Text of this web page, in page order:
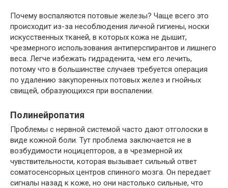
Почему воспаляются потовые железы? Чаще всего это
происходит из-за несоблюдения личной гигиены, носки
искусственных тканей, в которых кожа не дышит,
чрезмерного использования антиперспирантов и лишнего
веса. Легче избежать гидраденита, чем его лечить,
потому что в большинстве случаев требуется операция
по удалению закупоренных потовых желез и гнойных
свищей, образующихся при воспалении.
Полинейропатия
Проблемы с нервной системой часто дают отголоски в
виде кожной боли. Тут проблема заключается не в
возбудимости ноцицепторов, а в чрезмерной их
чувствительности, которая вызывает сильный ответ
соматосенсорных центров спинного мозга. Он передает
сигналы назад к коже, но они настолько сильные, что